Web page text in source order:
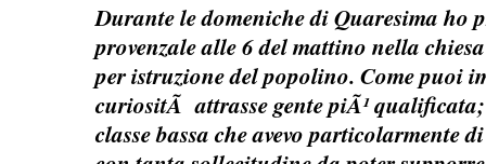
Durante le domeniche di Quaresima ho
provenzale alle 6 del mattino nella
per istruzione del popolino. Come puoi
curiositÃ attrasse gente piÃ¹
classe bassa che avevo particolarmente